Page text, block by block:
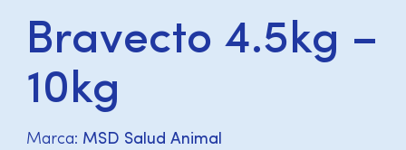
Bravecto 4.5kg –
10kg
Marca: MSD Salud Animal